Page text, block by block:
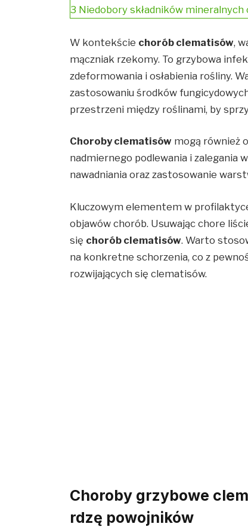
3 Niedobory składników
W kontekście chorób clematisów,
mączniak rzekomy. To grzybowa
zdeformowania i osłabienia rośliny.
zastosowaniu środków
przestrzeni między roślinami, by
Choroby clematisów mogą również
nadmiernego podlewania i zalegania
nawadniania oraz zastosowanie
Kluczowym elementem w
objawów chorób. Usuwając chore
się chorób clematisów. Warto
na konkretne schorzenia, co z
rozwijających się clematisów.
Choroby grzybowe
rdzę powojników